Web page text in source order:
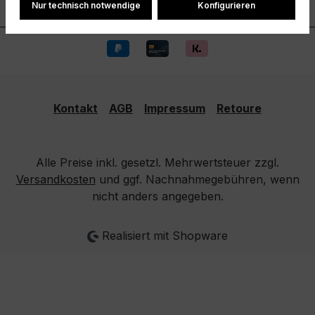
Information
Kontakt AGB Impressum Retoure
Alle Preise inkl. gesetzl. Mehrwertsteuer zzgl.
Versandkosten und ggf. Nachnahmegebühren, wenn
nicht anders angegeben.
Realisiert mit Shopware
Nur technisch notwendige Konfigurieren